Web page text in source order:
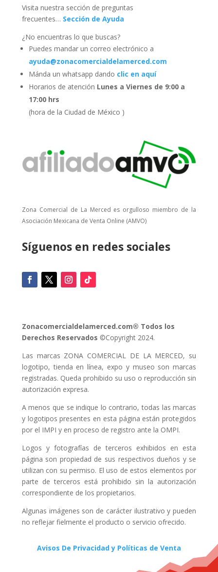
Visita nuestra sección de preguntas
frecuentes… Sección de Ayuda
¿No encuentras lo que buscas?
Puedes mandar un correo electrónico a
ayuda@zonacomercialdelamerced.com
Mánda un whatsapp dando clic en aquí
Horarios de atención Lunes a Viernes de 9:00 a
17:00 hrs
(hora de la Ciudad de México )
Zona Comercial de La Merced es orgulloso miembro de la
Asociación Mexicana de Venta Online (AMVO)
Síguenos en redes sociales
Zonacomercialdelamerced.com® Todos los
Derechos Reservados ©Copyright 2024.
Las marcas ZONA COMERCIAL DE LA MERCED, su
logotipo, tienda en línea, expo y museo son marcas
registradas. Queda prohibido su uso o reproducción sin
autorización expresa.
A menos que se indique lo contrario, todas las marcas
y logotipos presentes en esta página están protegidos
por el IMPI y en proceso de registro ante la OMPI.
Logos y fotografías de terceros exhibidos en esta
página son propiedad de sus respectivos dueños y se
utilizan con su permiso. El uso de estos elementos por
parte de terceros está prohibido sin la autorización
correspondiente de los propietarios.
Algunas imágenes son de carácter ilustrativo y pueden
no reflejar fielmente el producto o servicio ofrecido.
Avisos De Privacidad y Políticas de Venta